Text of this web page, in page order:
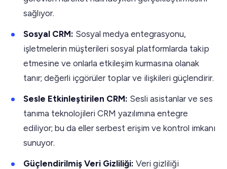
sağlıyor.
Sosyal CRM: Sosyal medya entegrasyonu,
işletmelerin müşterileri sosyal platformlarda takip
etmesine ve onlarla etkileşim kurmasına olanak
tanır; değerli içgörüler toplar ve ilişkileri güçlendirir.
Sesle Etkinleştirilen CRM: Sesli asistanlar ve ses
tanıma teknolojileri CRM yazılımına entegre
ediliyor; bu da eller serbest erişim ve kontrol imkanı
sunuyor.
Güçlendirilmiş Veri Gizliliği: Veri gizliliği